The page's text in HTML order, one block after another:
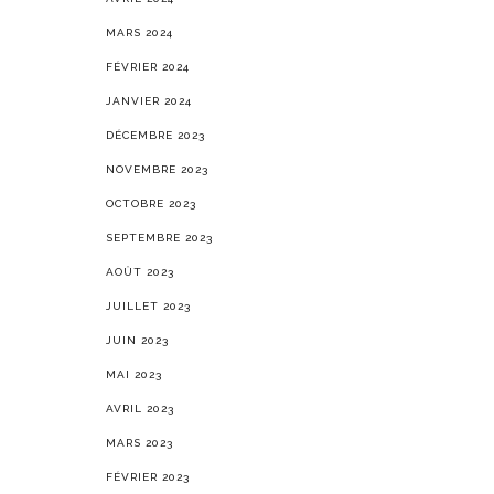
MARS 2024
FÉVRIER 2024
JANVIER 2024
DÉCEMBRE 2023
NOVEMBRE 2023
OCTOBRE 2023
SEPTEMBRE 2023
AOÛT 2023
JUILLET 2023
JUIN 2023
MAI 2023
AVRIL 2023
MARS 2023
FÉVRIER 2023